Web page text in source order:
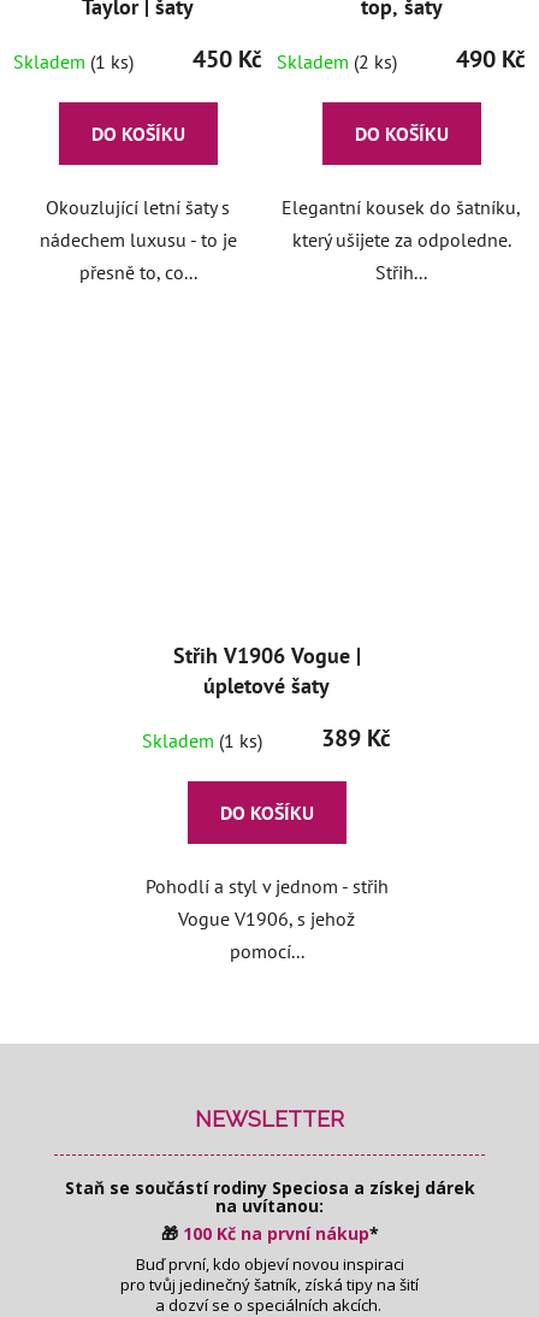
Taylor | šaty
Skladem (1 ks) 450 Kč
DO KOŠÍKU
Okouzlující letní šaty s
nádechem luxusu - to je
přesně to, co...
top, šaty
Skladem (2 ks) 490 Kč
DO KOŠÍKU
Elegantní kousek do šatníku,
který ušijete za odpoledne.
Střih...
Střih V1906 Vogue |
úpletové šaty
Skladem (1 ks) 389 Kč
DO KOŠÍKU
Pohodlí a styl v jednom - střih
Vogue V1906, s jehož
pomocí...
Z
NEWSLETTER
Staň se součástí rodiny Speciosa a získej dárek
na uvítanou:
🎁 100 Kč na první nákup*
Buď první, kdo objeví novou inspiraci
pro tvůj jedinečný šatník, získá tipy na šití
a dozví se o speciálních akcích.